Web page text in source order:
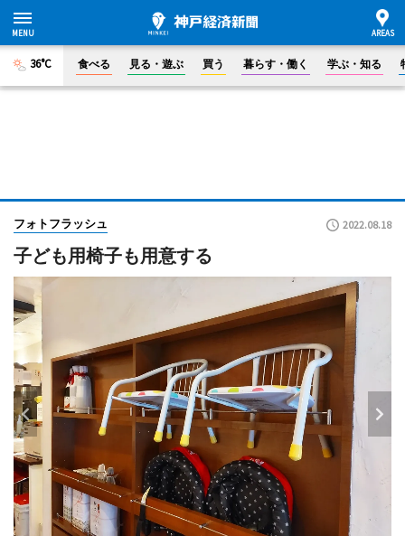
36°C 食べる 見る・遊ぶ 買う 暮らす・働く 学ぶ・知る
フォトフラッシュ 2022.08.18
子ども用椅子も用意する